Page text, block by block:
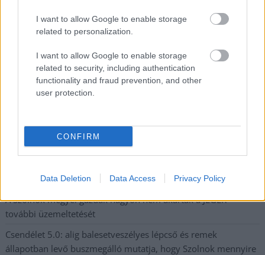
I want to allow Google to enable storage
related to personalization.
I want to allow Google to enable storage
related to security, including authentication
functionality and fraud prevention, and other
user protection.
CONFIRM
Data Deletion Data Access Privacy Policy
Györfi Mihály több tucat vállalkozással egyeztetett a
kerékpárgyár dolgozóinak megsegítéséről
rekord is megdőlt
Egy telefonhívást akart, végül rendőrök vitték el a mezőtúri
a közoktatásban – például az iskolaigazgatók visszakapják
munkáltatói jogaikat
kapott, más fideszesek még kevesebbet vittek haza
A Szolnok megyei gazdák nagyon nem akarták a JÉGER
további üzemeltetését
Csendélet 5.0: alig balesetveszélyes lépcső és remek
állapotban levő buszmegálló mutatja, hogy Szolnok mennyire